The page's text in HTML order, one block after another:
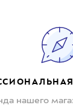
нашего